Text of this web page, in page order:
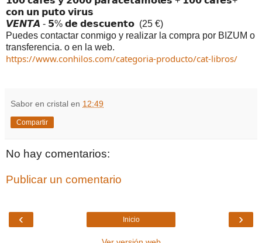
𝗰𝗼𝗻 𝘂𝗻 𝗽𝘂𝘁𝗼 𝘃𝗶𝗿𝘂𝘀
𝙑𝙀𝙉𝙏𝘼 - 𝟱% 𝗱𝗲 𝗱𝗲𝘀𝗰𝘂𝗲𝗻𝘁𝗼  (25 €)
Puedes contactar conmigo y realizar la compra por BIZUM o
transferencia. o en la web.
https://www.conhilos.com/categoria-producto/cat-libros/
Sabor en cristal en 12:49
Compartir
No hay comentarios:
Publicar un comentario
‹ ›
Inicio